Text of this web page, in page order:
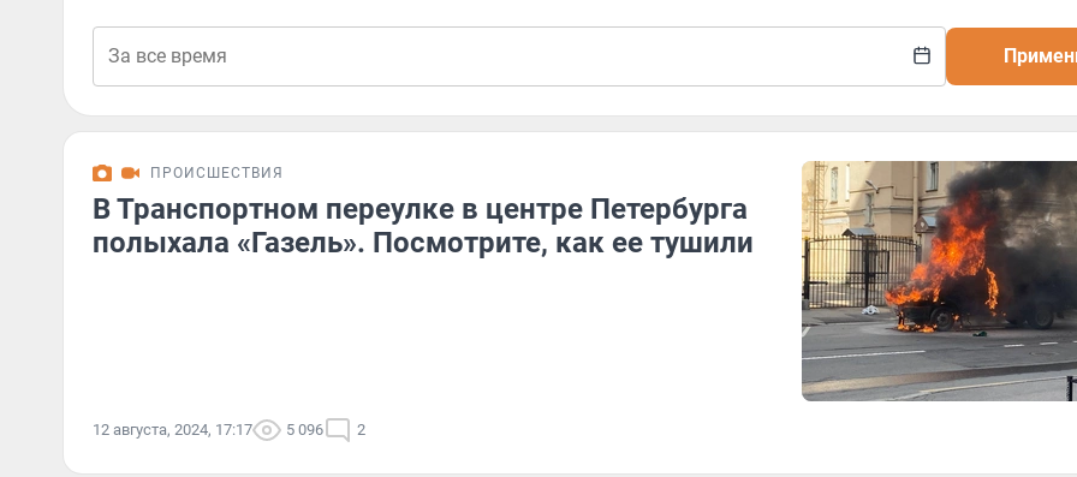
ПРОИСШЕСТВИЯ
В Транспортном переулке в центре Петербурга
полыхала «Газель». Посмотрите, как ее тушили
12 августа, 2024, 17:17 5 096 2